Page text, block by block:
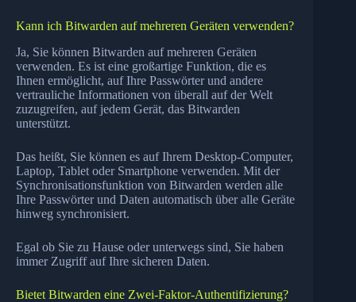
Kann ich Bitwarden auf mehreren Geräten verwenden?
Ja, Sie können Bitwarden auf mehreren Geräten
verwenden. Es ist eine großartige Funktion, die es
Ihnen ermöglicht, auf Ihre Passwörter und andere
vertrauliche Informationen von überall auf der Welt
zuzugreifen, auf jedem Gerät, das Bitwarden
unterstützt.
Das heißt, Sie können es auf Ihrem Desktop-Computer,
Laptop, Tablet oder Smartphone verwenden. Mit der
Synchronisationsfunktion von Bitwarden werden alle
Ihre Passwörter und Daten automatisch über alle Geräte
hinweg synchronisiert.
Egal ob Sie zu Hause oder unterwegs sind, Sie haben
immer Zugriff auf Ihre sicheren Daten.
Bietet Bitwarden eine Zwei-Faktor-Authentifizierung?